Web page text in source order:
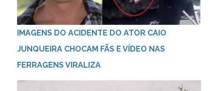
IMAGENS DO ACIDENTE DO ATOR CAIO
JUNQUEIRA CHOCAM FÃS E VÍDEO NAS
FERRAGENS VIRALIZA